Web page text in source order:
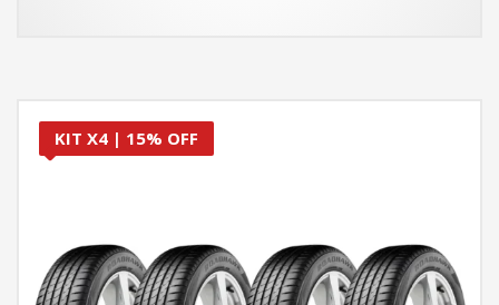
KIT X4 | 15% OFF